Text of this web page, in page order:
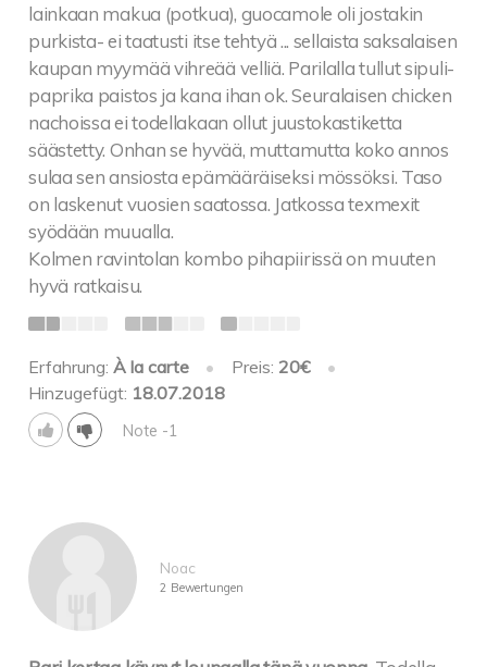
lainkaan makua (potkua), guocamole oli jostakin
purkista- ei taatusti itse tehtyä ... sellaista saksalaisen
kaupan myymää vihreää velliä. Parilalla tullut sipuli-
paprika paistos ja kana ihan ok. Seuralaisen chicken
nachoissa ei todellakaan ollut juustokastiketta
säästetty. Onhan se hyvää, muttamutta koko annos
sulaa sen ansiosta epämääräiseksi mössöksi. Taso
on laskenut vuosien saatossa. Jatkossa texmexit
syödään muualla.
Kolmen ravintolan kombo pihapiirissä on muuten
hyvä ratkaisu.
Erfahrung:À la carte • Preis: 20€
•
Hinzugefügt: 18.07.2018
Note -1
Noac
2 Bewertungen